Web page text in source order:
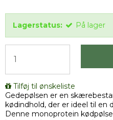
Lagerstatus: På lager
Tilføj til ønskeliste
Gedepølsen er en
kødindhold, der er ideel til en
Denne monoprotein